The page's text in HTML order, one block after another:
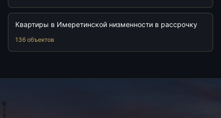
Квартиры в Имеретинской низменности в рассрочку
136 объектов